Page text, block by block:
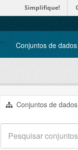
Simplifique!
Conjuntos de dados
Conjuntos de dados